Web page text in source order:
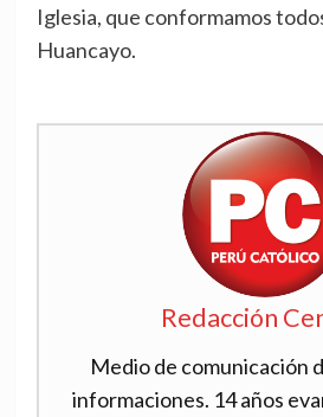
Iglesia, que conformamos
Huancayo.
Redacción
Medio de comunicación
informaciones. 14 años